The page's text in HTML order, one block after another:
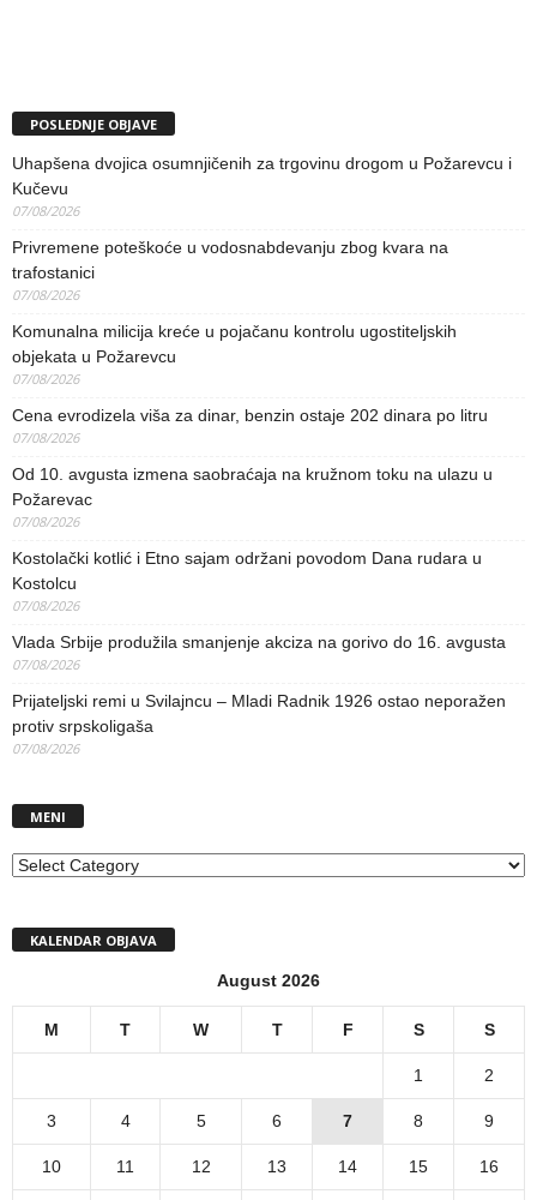
POSLEDNJE OBJAVE
Uhapšena dvojica osumnjičenih za trgovinu drogom u Požarevcu i
Kučevu
07/08/2026
Privremene poteškoće u vodosnabdevanju zbog kvara na
trafostanici
07/08/2026
Komunalna milicija kreće u pojačanu kontrolu ugostiteljskih
objekata u Požarevcu
07/08/2026
Cena evrodizela viša za dinar, benzin ostaje 202 dinara po litru
07/08/2026
Od 10. avgusta izmena saobraćaja na kružnom toku na ulazu u
Požarevac
07/08/2026
Kostolački kotlić i Etno sajam održani povodom Dana rudara u
Kostolcu
07/08/2026
Vlada Srbije produžila smanjenje akciza na gorivo do 16. avgusta
07/08/2026
Prijateljski remi u Svilajncu – Mladi Radnik 1926 ostao neporažen
protiv srpskoligaša
07/08/2026
MENI
MENI
KALENDAR OBJAVA
August 2026
M T W T F S S
1 2
3 4 5 6 7 8 9
10 11 12 13 14 15 16